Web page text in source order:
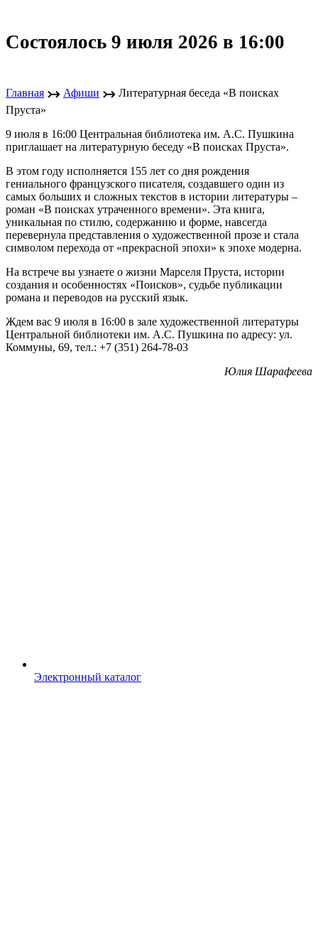
Состоялось 9 июля 2026 в 16:00
Главная ↣ Афиши ↣ Литературная беседа «В поисках
Пруста»
9 июля в 16:00 Центральная библиотека им. А.С. Пушкина
приглашает на литературную беседу «В поисках Пруста».
В этом году исполняется 155 лет со дня рождения
гениального французского писателя, создавшего один из
самых больших и сложных текстов в истории литературы –
роман «В поисках утраченного времени». Эта книга,
уникальная по стилю, содержанию и форме, навсегда
перевернула представления о художественной прозе и стала
символом перехода от «прекрасной эпохи» к эпохе модерна.
На встрече вы узнаете о жизни Марселя Пруста, истории
создания и особенностях «Поисков», судьбе публикации
романа и переводов на русский язык.
Ждем вас 9 июля в 16:00 в зале художественной литературы
Центральной библиотеки им. А.С. Пушкина по адресу: ул.
Коммуны, 69, тел.: +7 (351) 264-78-03
Юлия Шарафеева
Электронный каталог